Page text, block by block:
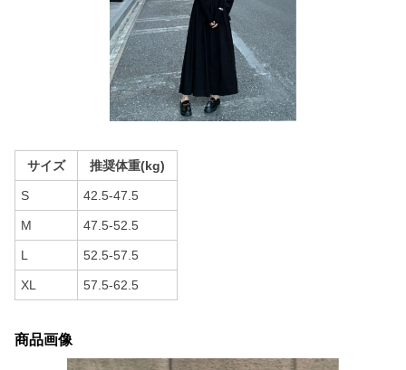
サイズ 推奨体重(kg)
S 42.5-47.5
M 47.5-52.5
L 52.5-57.5
XL 57.5-62.5
商品画像